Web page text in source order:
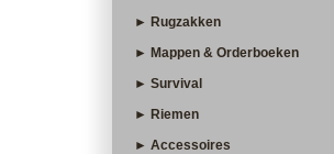
► Rugzakken
► Mappen & Orderboeken
► Survival
► Riemen
► Accessoires